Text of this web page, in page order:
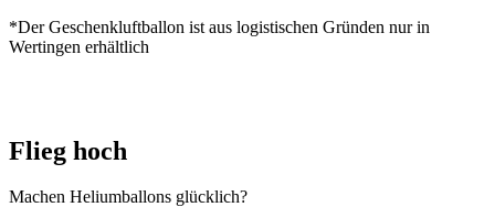
*Der Geschenkluftballon ist aus logistischen Gründen nur in
Wertingen erhältlich
Flieg hoch
Machen Heliumballons glücklich?